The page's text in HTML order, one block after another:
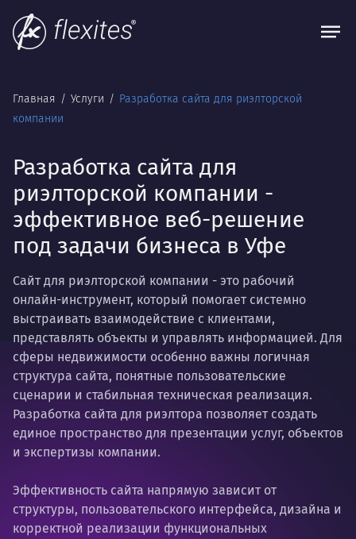
Главная Услуги
Разработка сайта для риэлторской
компании
Разработка сайта для
риэлторской компании -
эффективное веб-решение
под задачи бизнеса в Уфе
Сайт для риэлторской компании - это рабочий
онлайн-инструмент, который помогает системно
выстраивать взаимодействие с клиентами,
представлять объекты и управлять информацией. Для
сферы недвижимости особенно важны логичная
структура сайта, понятные пользовательские
сценарии и стабильная техническая реализация.
Разработка сайта для риэлтора позволяет создать
единое пространство для презентации услуг, объектов
и экспертизы компании.
Эффективность сайта напрямую зависит от
структуры, пользовательского интерфейса, дизайна и
корректной реализации функциональных